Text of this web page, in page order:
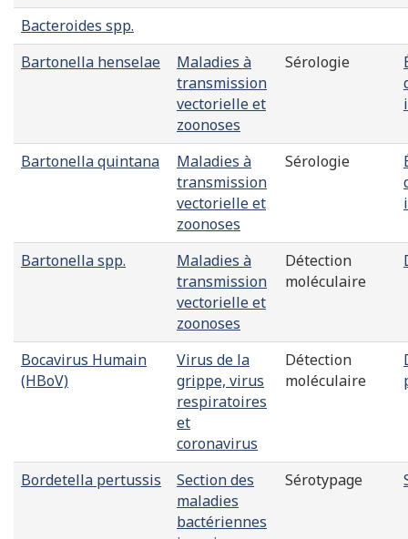
Bacteroides spp.
Bartonella henselae
Maladies à
transmission
vectorielle et
zoonoses
Sérologie
Bartonella quintana
Maladies à
transmission
vectorielle et
zoonoses
Sérologie
Bartonella spp.
Maladies à
transmission
vectorielle et
zoonoses
Détection
moléculaire
Bocavirus Humain
(HBoV)
Virus de la
grippe, virus
respiratoires
et
coronavirus
Détection
moléculaire
Bordetella pertussis
Section des
maladies
bactériennes
Sérotypage